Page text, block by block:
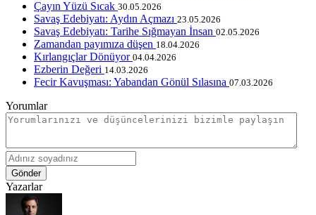
Çayın Yüzü Sıcak 30.05.2026
Savaş Edebiyatı: Aydın Açmazı 23.05.2026
Savaş Edebiyatı: Tarihe Sığmayan İnsan 02.05.2026
Zamandan payımıza düşen 18.04.2026
Kırlangıçlar Dönüyor 04.04.2026
Ezberin Değeri 14.03.2026
Fecir Kavuşması: Yabandan Gönül Sılasına 07.03.2026
Yorumlar
Gönder
Yazarlar